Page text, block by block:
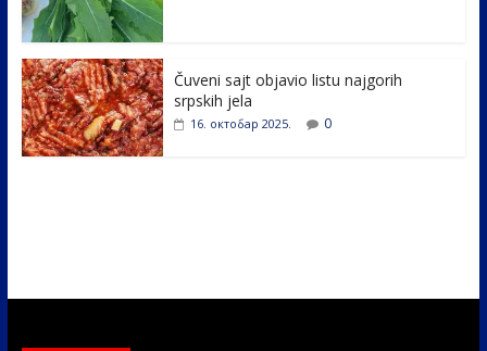
Čuveni sajt objavio listu najgorih
srpskih jela
16. октобар 2025. 0